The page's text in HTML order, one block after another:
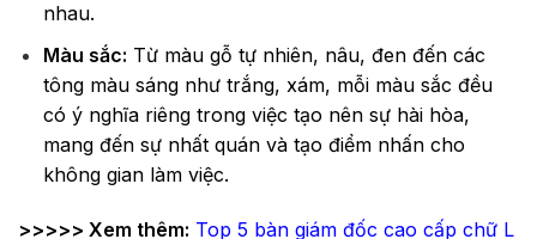
nhau.
Màu sắc: Từ màu gỗ tự nhiên, nâu, đen đến các
tông màu sáng như trắng, xám, mỗi màu sắc đều
có ý nghĩa riêng trong việc tạo nên sự hài hòa,
mang đến sự nhất quán và tạo điểm nhấn cho
không gian làm việc.
>>>>> Xem thêm: Top 5 bàn giám đốc cao cấp chữ L